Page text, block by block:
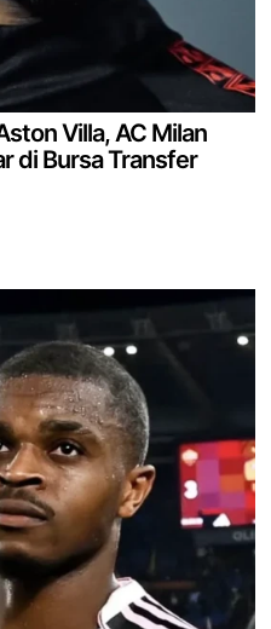
Villa, AC Milan
di Bursa Transfer